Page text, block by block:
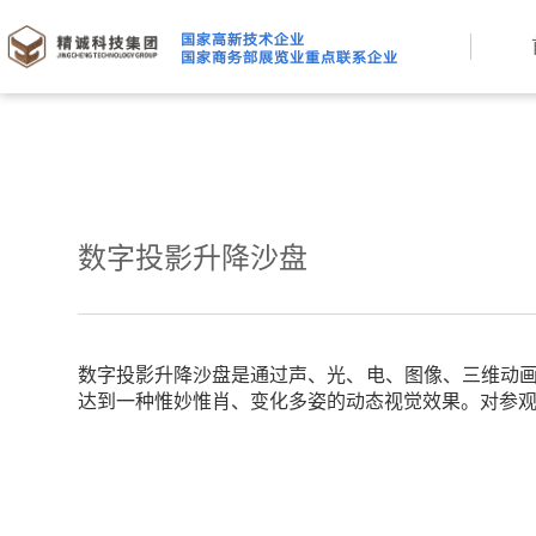
数字投影升降沙盘
数字投影升降沙盘是通过声、光、电、图像、三维动
达到一种惟妙惟肖、变化多姿的动态视觉效果。对参